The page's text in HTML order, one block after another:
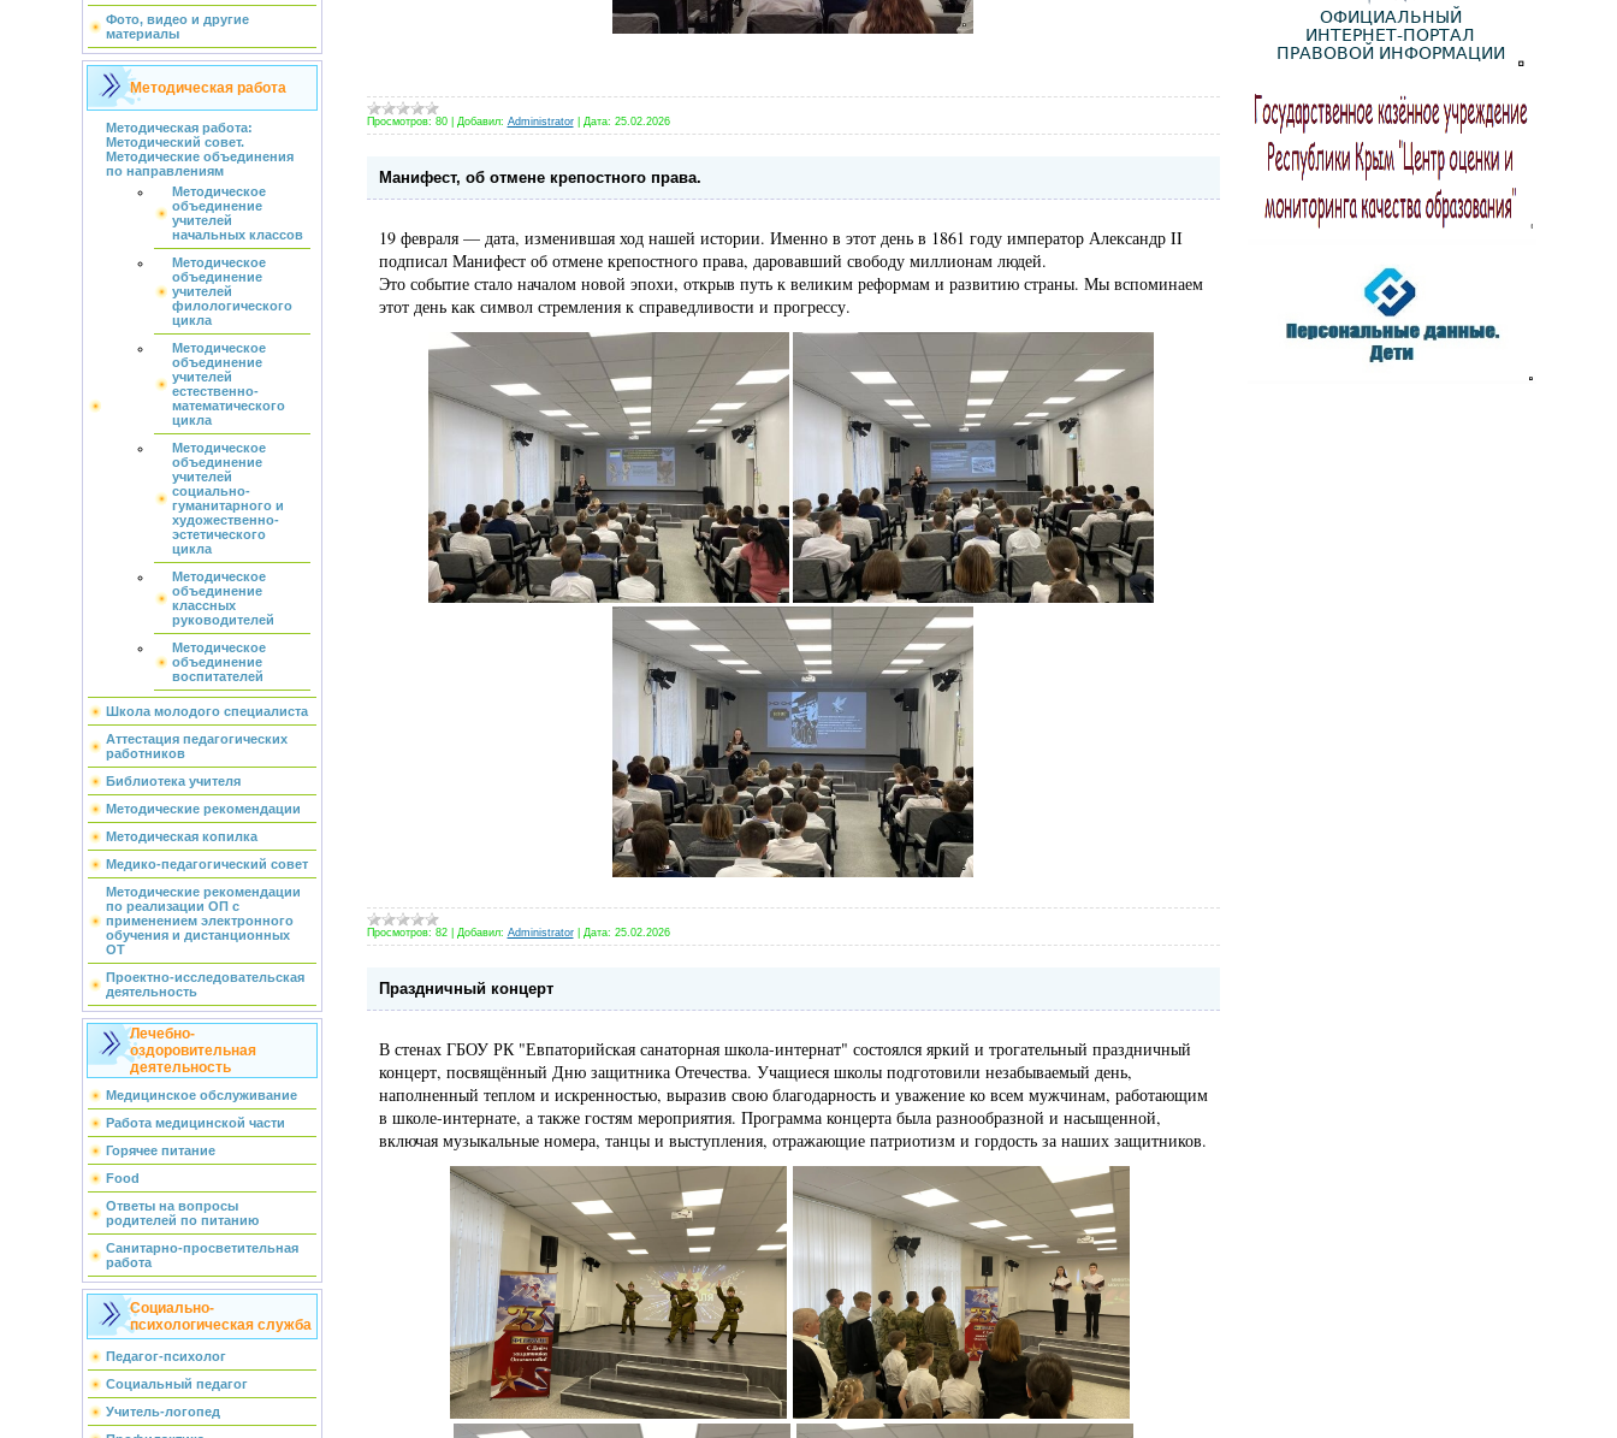
Фото, видео и другие
материалы
Методическая работа
Методическая работа:
Методический совет.
Методические объединения
по направлениям
Методическое
объединение
учителей
начальных классов
Методическое
объединение
учителей
филологического
цикла
Методическое
объединение
учителей
естественно-
математического
цикла
Методическое
объединение
учителей
социально-
гуманитарного и
художественно-
эстетического
цикла
Методическое
объединение
классных
руководителей
Методическое
объединение
воспитателей
Школа молодого специалиста
Аттестация педагогических
работников
Библиотека учителя
Методические рекомендации
Методическая копилка
Медико-педагогический совет
Методические рекомендации
по реализации ОП с
применением электронного
обучения и дистанционных
ОТ
Проектно-исследовательская
деятельность
Лечебно-
оздоровительная
деятельность
Медицинское обслуживание
Работа медицинской части
Горячее питание
Food
Ответы на вопросы
родителей по питанию
Санитарно-просветительная
работа
Социально-
психологическая служба
Педагог-психолог
Социальный педагог
Учитель-логопед
Просмотров: 80 Добавил: Administrator Дата: 25.02.2026
Манифест, об отмене крепостного права.
19 февраля — дата, изменившая ход нашей истории. Именно в этот день в 1861 году император Александр II
подписал Манифест об отмене крепостного права, даровавший свободу миллионам людей.
Это событие стало началом новой эпохи, открыв путь к великим реформам и развитию страны. Мы вспоминаем
этот день как символ стремления к справедливости и прогрессу.
Просмотров: 82 Добавил: Administrator Дата: 25.02.2026
Праздничный концерт
В стенах ГБОУ РК "Евпаторийская санаторная школа-интернат" состоялся яркий и трогательный праздничный
концерт, посвящённый Дню защитника Отечества. Учащиеся школы подготовили незабываемый день,
наполненный теплом и искренностью, выразив свою благодарность и уважение ко всем мужчинам, работающим
в школе-интернате, а также гостям мероприятия. Программа концерта была разнообразной и насыщенной,
включая музыкальные номера, танцы и выступления, отражающие патриотизм и гордость за наших защитников.